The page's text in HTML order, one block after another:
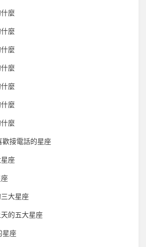
麼
麼
麼
麼
麼
麼
麼
歡接電話的星座
座
大星座
的五大星座
星座